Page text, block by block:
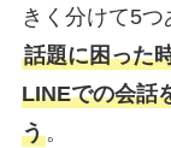
きく分けて5つ
話題に困った
LINEでの会話
う。